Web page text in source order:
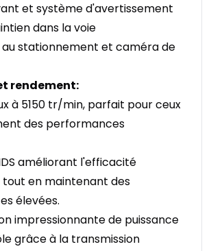
et système d'avertissement
dans la voie
au stationnement et caméra de
rendement:
à 5150 tr/min, parfait pour ceux
des performances
améliorant l'efficacité
en maintenant des
élevées.
impressionnante de puissance
grâce à la transmission